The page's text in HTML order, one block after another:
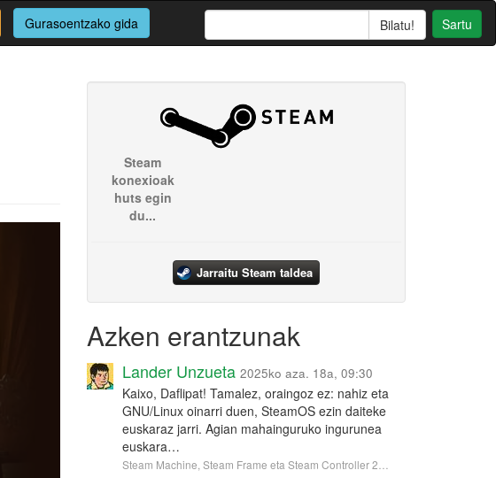
Gurasoentzako gida Sartu
Steam
konexioak
huts egin
du...
Jarraitu Steam taldea
Azken erantzunak
Lander Unzueta 2025ko aza. 18a, 09:30
Kaixo, Daflipat! Tamalez, oraingoz ez: nahiz eta
GNU/Linux oinarri duen, SteamOS ezin daiteke
euskaraz jarri. Agian mahainguruko ingurunea
euskara…
Steam Machine, Steam Frame eta Steam Controller 2…